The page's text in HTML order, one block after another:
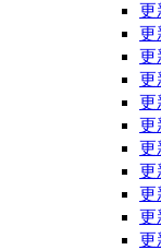
更
更
更
更
更
更
更
更
更
更
更